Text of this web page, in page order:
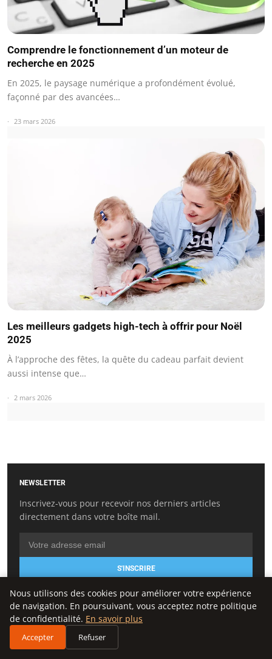
Comprendre le fonctionnement d’un moteur de
recherche en 2025
En 2025, le paysage numérique a profondément évolué,
façonné par des avancées…
23 mars 2026
Les meilleurs gadgets high-tech à offrir pour Noël
2025
À l’approche des fêtes, la quête du cadeau parfait devient
aussi intense que…
2 mars 2026
NEWSLETTER
Inscrivez-vous pour recevoir nos derniers articles
directement dans votre boîte mail.
S'INSCRIRE
CATÉGORIES
Création d’entreprise
Nous utilisons des cookies pour améliorer votre expérience
de navigation. En poursuivant, vous acceptez notre politique
de confidentialité. En savoir plus
Accepter Refuser